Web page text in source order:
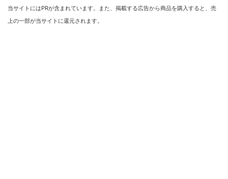
当サイトにはPRが含まれています。また、掲載する広告から商品を購入すると、売
上の一部が当サイトに還元されます。